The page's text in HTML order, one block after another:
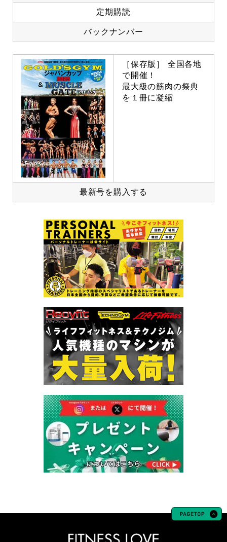
定期購読
バックナンバー
［保存版］ 全国各地
で開催！
最大級の筋肉の祭典
を１冊に凝縮
最新号を購入する